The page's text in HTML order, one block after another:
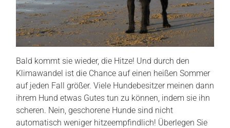
Bald kommt sie wieder, die Hitze! Und durch den
Klimawandel ist die Chance auf einen heißen Sommer
auf jeden Fall größer. Viele Hundebesitzer meinen dann
ihrem Hund etwas Gutes tun zu können, indem sie ihn
scheren. Nein, geschorene Hunde sind nicht
automatisch weniger hitzeempfindlich! Überlegen Sie